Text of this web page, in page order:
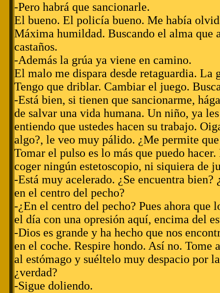
-Pero habrá que sancionarle.
El bueno. El policía bueno. Me había
Máxima humildad. Buscando el alma que
castaños.
-Además la grúa ya viene en camino.
El malo me dispara desde retaguardia. La
Tengo que driblar. Cambiar el juego.
-Está bien, si tienen que sancionarme,
de salvar una vida humana. Un niño, ya
entiendo que ustedes hacen su trabajo.
algo?, le veo muy pálido. ¿Me permite
Tomar el pulso es lo más que puedo
coger ningún estetoscopio, ni siquiera de
-Está muy acelerado. ¿Se encuentra bien?
en el centro del pecho?
-¿En el centro del pecho? Pues ahora que
el día con una opresión aquí, encima del
-Dios es grande y ha hecho que nos
en el coche. Respire hondo. Así no.
al estómago y suéltelo muy despacio por
¿verdad?
-Sigue doliendo.